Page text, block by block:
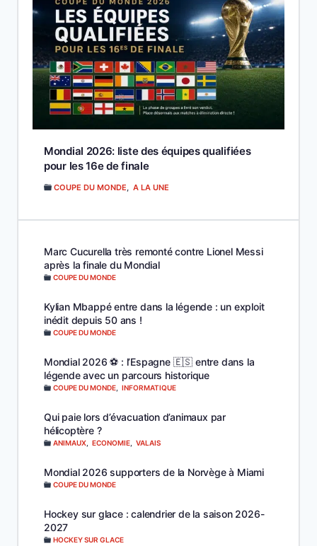
Mondial 2026: liste des équipes qualifiées
pour les 16e de finale
COUPE DU MONDE A LA UNE
Marc Cucurella très remonté contre Lionel Messi
après la finale du Mondial
COUPE DU MONDE
Kylian Mbappé entre dans la légende : un exploit
inédit depuis 50 ans !
COUPE DU MONDE
Mondial 2026 ⚽️ : l’Espagne 🇪🇸 entre dans la
légende avec un parcours historique
COUPE DU MONDE INFORMATIQUE
Qui paie lors d’évacuation d’animaux par
hélicoptère ?
ANIMAUX ECONOMIE VALAIS
Mondial 2026 supporters de la Norvège à Miami
COUPE DU MONDE
Hockey sur glace : calendrier de la saison 2026-
2027
HOCKEY SUR GLACE